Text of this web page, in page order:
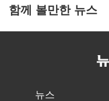
함께 볼만한 뉴스
뉴스